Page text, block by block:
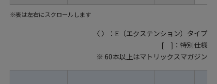
※表は左右にスクロールします
〈 〉：E（エクステンション）タイプ
[ ]：特別仕様
※ 60本以上はマトリックスマガジン